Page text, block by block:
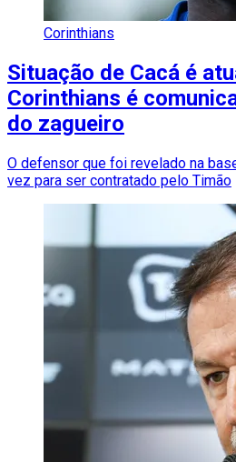
Corinthians
Situação de Cacá é
Corinthians é
do zagueiro
O defensor que foi revelado na
vez para ser contratado pelo Timão